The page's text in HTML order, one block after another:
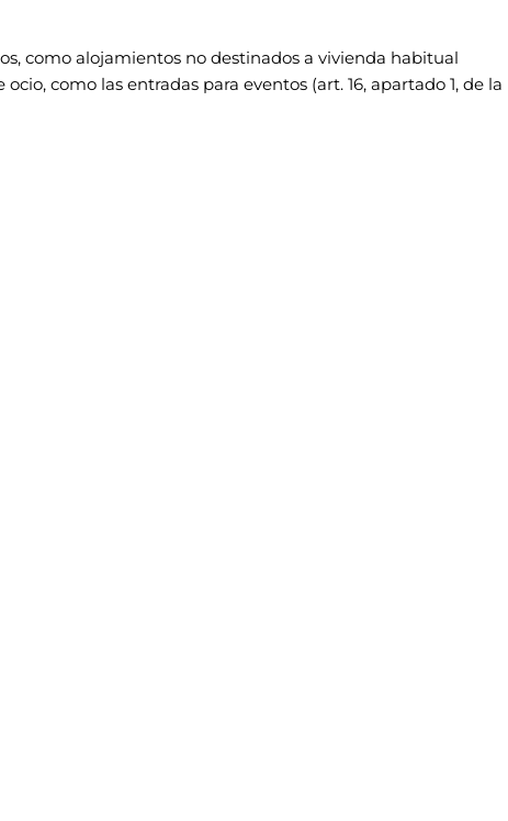
como alojamientos no destinados a vivienda habitual
como las entradas para eventos (art. 16, apartado 1, de la